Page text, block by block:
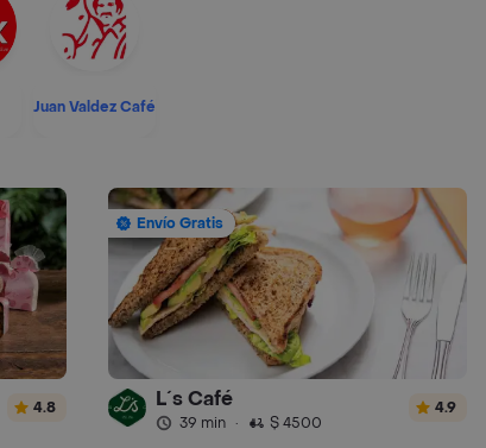
Juan Valdez Café
4.8
Envío Gratis
L´s Café
39 min · $ 4500
4.9